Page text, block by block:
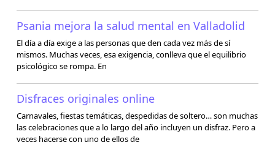
Psania mejora la salud mental en Valladolid
El día a día exige a las personas que den cada vez más de sí
mismos. Muchas veces, esa exigencia, conlleva que el equilibrio
psicológico se rompa. En
Disfraces originales online
Carnavales, fiestas temáticas, despedidas de soltero… son muchas
las celebraciones que a lo largo del año incluyen un disfraz. Pero a
veces hacerse con uno de ellos de